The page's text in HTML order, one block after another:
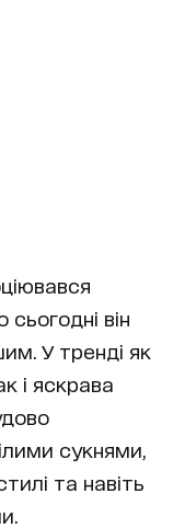
він
У тренді як
і яскрава
сукнями,
та навіть